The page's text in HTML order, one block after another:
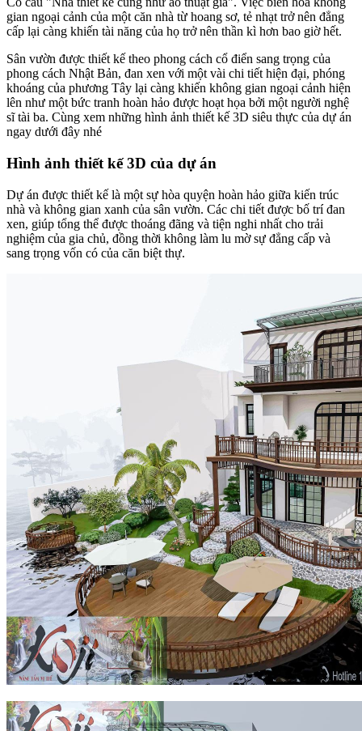
gian ngoại cảnh của một căn nhà từ hoang sơ, tẻ nhạt trở nên đẳng
cấp lại càng khiến tài năng của họ trở nên thần kì hơn bao giờ hết.
Sân vườn được thiết kế theo phong cách cổ điển sang trọng của
phong cách Nhật Bản, đan xen với một vài chi tiết hiện đại, phóng
khoáng của phương Tây lại càng khiến không gian ngoại cảnh hiện
lên như một bức tranh hoàn hảo được hoạt họa bởi một người nghệ
sĩ tài ba. Cùng xem những hình ảnh thiết kế 3D siêu thực của dự án
ngay dưới đây nhé
Hình ảnh thiết kế 3D của dự án
Dự án được thiết kế là một sự hòa quyện hoàn hảo giữa kiến trúc
nhà và không gian xanh của sân vườn. Các chi tiết được bố trí đan
xen, giúp tổng thể được thoáng đãng và tiện nghi nhất cho trải
nghiệm của gia chủ, đồng thời không làm lu mờ sự đẳng cấp và
sang trọng vốn có của căn biệt thự.